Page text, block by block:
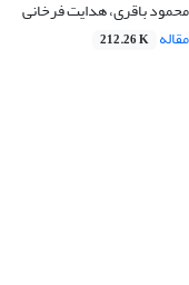
باقری، هدایت فرخانی
212.26 K